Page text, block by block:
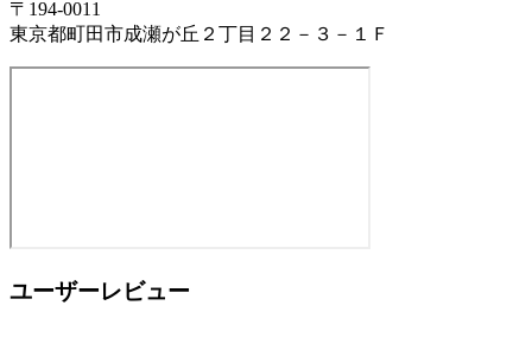
〒194-0011
東京都町田市成瀬が丘２丁目２２－３－１Ｆ
ユーザーレビュー